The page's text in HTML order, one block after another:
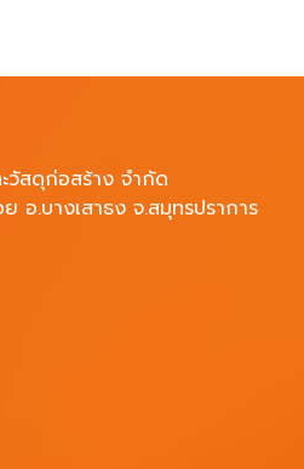
วัสดุก่อสร้าง จำกัด
อ.บางเสาธง จ.สมุทรปราการ